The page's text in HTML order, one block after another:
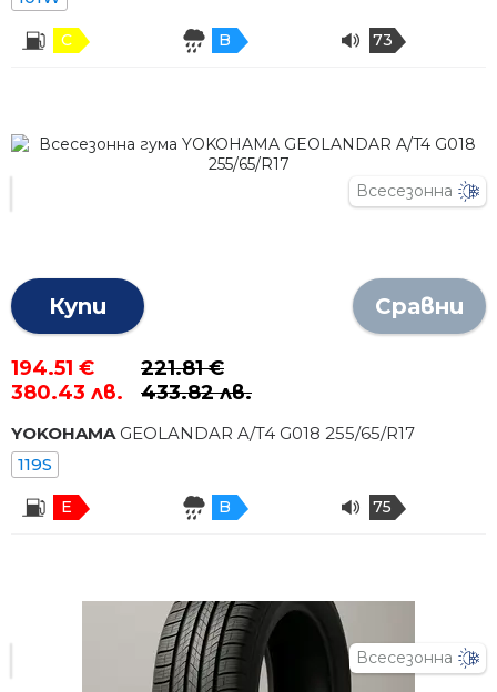
C B 73
Всесезонна
Купи Сравни
194.51 €
380.43 лв.
221.81 €
433.82 лв.
YOKOHAMA GEOLANDAR A/T4 G018 255/65/R17
119S
E B 75
Всесезонна